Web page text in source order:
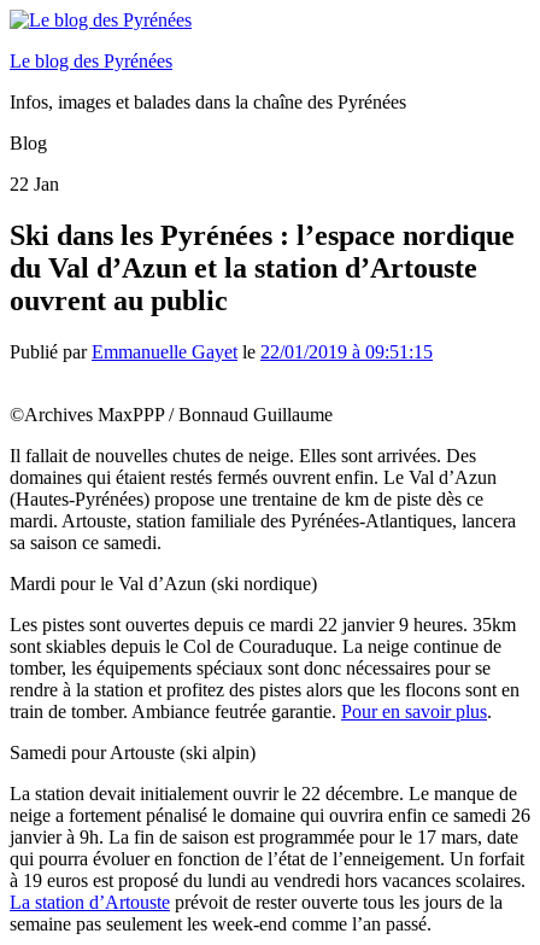
Le blog des Pyrénées
Infos, images et balades dans la chaîne des Pyrénées
Blog
22 Jan
Ski dans les Pyrénées : l’espace nordique
du Val d’Azun et la station d’Artouste
ouvrent au public
Publié parEmmanuelle Gayet le 22/01/2019 à 09:51:15
©Archives MaxPPP / Bonnaud Guillaume
Il fallait de nouvelles chutes de neige. Elles sont arrivées. Des
domaines qui étaient restés fermés ouvrent enfin. Le Val d’Azun
(Hautes-Pyrénées) propose une trentaine de km de piste dès ce
mardi. Artouste, station familiale des Pyrénées-Atlantiques, lancera
sa saison ce samedi.
Mardi pour le Val d’Azun (ski nordique)
Les pistes sont ouvertes depuis ce mardi 22 janvier9 heures. 35km
sont skiables depuis le Col de Couraduque. La neige continue de
tomber, les équipements spéciaux sont donc nécessaires pour se
rendre à la station et profitez des pistes alors que les flocons sont en
train de tomber. Ambiance feutrée garantie. Pour en savoir plus.
Samedi pour Artouste (ski alpin)
La station devait initialement ouvrir le 22 décembre. Le manque de
neige a fortement pénalisé le domaine qui ouvrira enfin ce samedi 26
janvier à 9h. La fin de saison est programmée pour le 17 mars, date
qui pourra évoluer en fonction de l’état de l’enneigement. Un forfait
à 19 euros est proposé du lundi au vendredi hors vacances scolaires.
La station d’Artouste prévoit de rester ouverte tous les jours de la
semaine pas seulement les week-end comme l’an passé.